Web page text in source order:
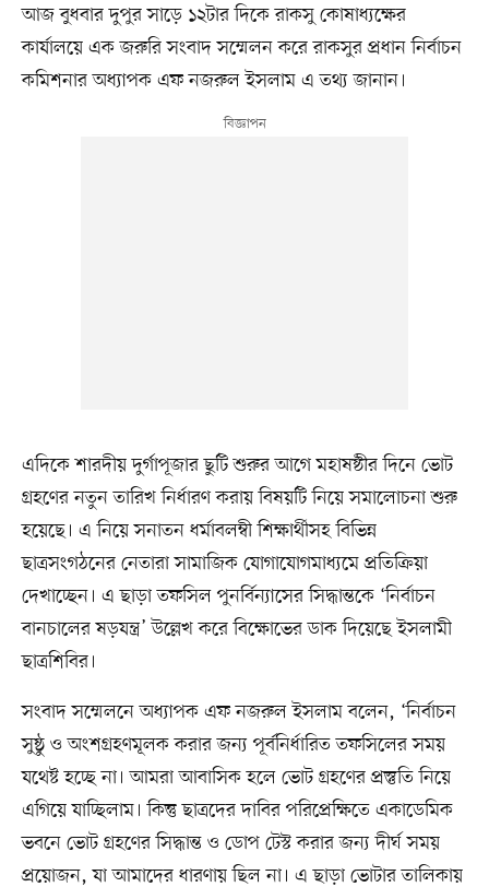
আজ বুধবার দুপুর সাড়ে ১২টার দিকে রাকসু কোষাধ্যক্ষের
কার্যালয়ে এক জরুরি সংবাদ সম্মেলন করে রাকসুর প্রধান নির্বাচন
কমিশনার অধ্যাপক এফ নজরুল ইসলাম এ তথ্য জানান।
এদিকে শারদীয় দুর্গাপূজার ছুটি শুরুর আগে মহাষষ্ঠীর দিনে ভোট
গ্রহণের নতুন তারিখ নির্ধারণ করায় বিষয়টি নিয়ে সমালোচনা শুরু
হয়েছে। এ নিয়ে সনাতন ধর্মাবলম্বী শিক্ষার্থীসহ বিভিন্ন
ছাত্রসংগঠনের নেতারা সামাজিক যোগাযোগমাধ্যমে প্রতিক্রিয়া
দেখাচ্ছেন। এ ছাড়া তফসিল পুনর্বিন্যাসের সিদ্ধান্তকে ‘নির্বাচন
বানচালের ষড়যন্ত্র’ উল্লেখ করে বিক্ষোভের ডাক দিয়েছে ইসলামী
ছাত্রশিবির।
সংবাদ সম্মেলনে অধ্যাপক এফ নজরুল ইসলাম বলেন, ‘নির্বাচন
সুষ্ঠু ও অংশগ্রহণমূলক করার জন্য পূর্বনির্ধারিত তফসিলের সময়
যথেষ্ট হচ্ছে না। আমরা আবাসিক হলে ভোট গ্রহণের প্রস্তুতি নিয়ে
এগিয়ে যাচ্ছিলাম। কিন্তু ছাত্রদের দাবির পরিপ্রেক্ষিতে একাডেমিক
ভবনে ভোট গ্রহণের সিদ্ধান্ত ও ডোপ টেস্ট করার জন্য দীর্ঘ সময়
প্রয়োজন, যা আমাদের ধারণায় ছিল না। এ ছাড়া ভোটার তালিকায়